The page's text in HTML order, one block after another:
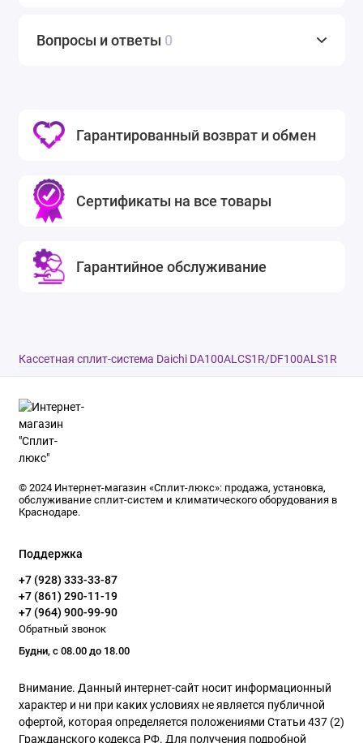
Вопросы и ответы 0
Гарантированный возврат и обмен
Сертификаты на все товары
Гарантийное обслуживание
Кассетная сплит-система Daichi DA100ALCS1R/DF100ALS1R
© 2024 Интернет-магазин «Сплит-люкс»: продажа, установка,
обслуживание сплит-систем и климатического оборудования в
Краснодаре.
Поддержка
+7 (928) 333-33-87
+7 (861) 290-11-19
+7 (964) 900-99-90
Обратный звонок
Будни, с 08.00 до 18.00
Внимание. Данный интернет-сайт носит информационный
характер и ни при каких условиях не является публичной
офертой, которая определяется положениями Статьи 437 (2)
Гражданского кодекса РФ. Для получения подробной